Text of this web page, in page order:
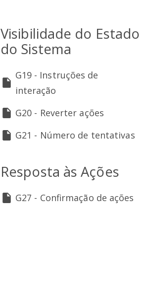
Visibilidade do Estado
do Sistema
G19 - Instruções de
interação
G20 - Reverter ações
G21 - Número de tentativas
Resposta às Ações
G27 - Confirmação de ações